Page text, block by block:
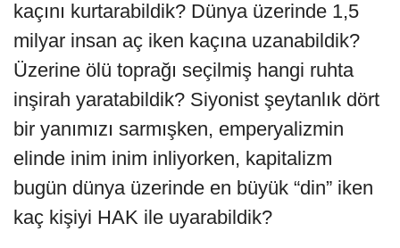
kaçını kurtarabildik? Dünya üzerinde 1,5
milyar insan aç iken kaçına uzanabildik?
Üzerine ölü toprağı seçilmiş hangi ruhta
inşirah yaratabildik? Siyonist şeytanlık dört
bir yanımızı sarmışken, emperyalizmin
elinde inim inim inliyorken, kapitalizm
bugün dünya üzerinde en büyük “din” iken
kaç kişiyi HAK ile uyarabildik?